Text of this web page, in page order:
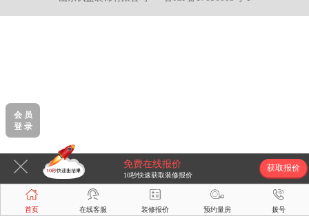
免费在线报价
10秒快速获取装修报价
获取报价
首页 在线客服 装修报价 预约量房 拨号
会 员
登 录